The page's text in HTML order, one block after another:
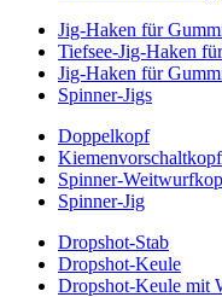
Jig-Haken für
Tiefsee-Jig-Haken
Jig-Haken für
Spinner-Jigs
Doppelkopf
Kiemenvorschaltkopf
Spinner-
Spinner-Jig
Dropshot-Stab
Dropshot-Keule
Dropshot-Keule mit